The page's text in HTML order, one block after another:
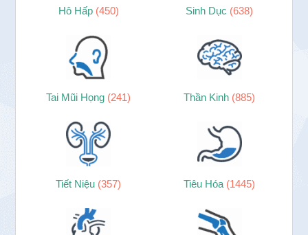
Hô Hấp (450) Sinh Dục (638)
Tai Mũi Họng (241) Thần Kinh (885)
Tiết Niệu (357) Tiêu Hóa (1445)